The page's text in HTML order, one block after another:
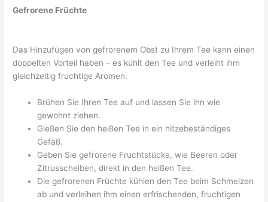
Gefrorene Früchte
Das Hinzufügen von gefrorenem Obst zu Ihrem Tee kann einen
doppelten Vorteil haben – es kühlt den Tee und verleiht ihm
gleichzeitig fruchtige Aromen:
Brühen Sie Ihren Tee auf und lassen Sie ihn wie
gewohnt ziehen.
Gießen Sie den heißen Tee in ein hitzebeständiges
Gefäß.
Geben Sie gefrorene Fruchtstücke, wie Beeren oder
Zitrusscheiben, direkt in den heißen Tee.
Die gefrorenen Früchte kühlen den Tee beim Schmelzen
ab und verleihen ihm einen erfrischenden, fruchtigen